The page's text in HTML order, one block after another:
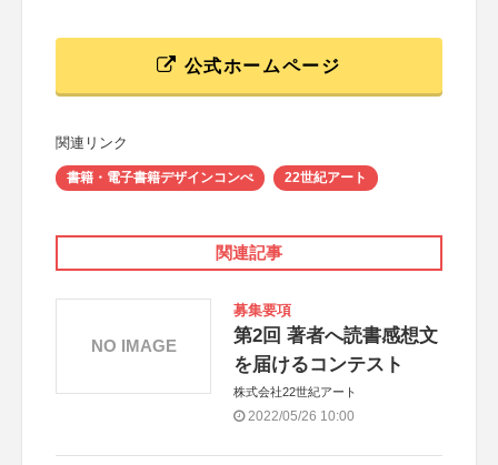
公式ホームページ
関連リンク
書籍・電子書籍デザインコンぺ 22世紀アート
関連記事
募集要項
第2回 著者へ読書感想文
を届けるコンテスト
株式会社22世紀アート
2022/05/26 10:00
NO IMAGE